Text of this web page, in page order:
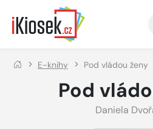
Přejít na hlavní obsah
E-knihy Pod vládou ženy
Pod
Daniela